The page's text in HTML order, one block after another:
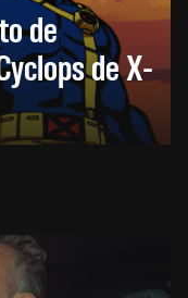
de
de X-